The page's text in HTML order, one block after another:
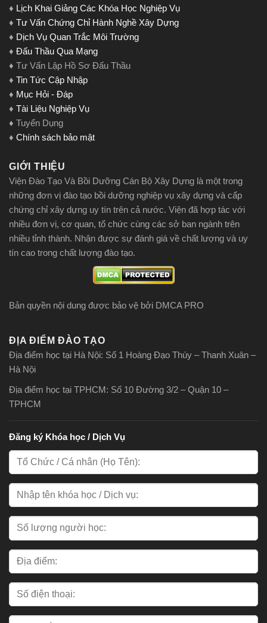
♦ Lịch Khai Giảng Các Khóa Học Nghiệp Vụ
♦ Tư Vấn Chứng Chỉ Hành Nghề Xây Dựng
♦ Dịch Vụ Quan Trắc Môi Trường
♦ Đấu Thầu Qua Mạng
♦ Tư Vấn Lập Hồ Sơ Đấu Thầu
♦ Tin Tức Cập Nhập
♦ Mục Hỏi - Đáp
♦ Tài Liệu Nghiệp Vụ
♦ Tuyển Dụng
♦ Chính sách bảo mật
GIỚI THIỆU
Viện Đào Tạo Và Bồi Dưỡng Cán Bộ Xây Dựng là một trong
những đơn vị đào tạo bồi dưỡng nghiệp vụ xây dựng và cấp
chứng chỉ xây dựng uy tín trên cả nước. Viện đã hợp tác với
nhiều đơn vị, cơ quan, tổ chức cùng các sở ban ngành trên
nhiều tỉnh thành. Nhận được sự đánh giá về chất lượng và uy
tín cao trong chất lượng đào tạo.
Bản quyền nội dung được bảo vệ bởi DMCA PRO
ĐỊA ĐIỂM ĐÀO TẠO
Địa điểm học tại Hà Nội: Số 1 Hoàng Đạo Thúy – Thanh Xuân –
Hà Nội
Địa điểm học tại TPHCM: Số 10 Đường 3/2 – Quận 10 –
TPHCM
Đăng ký Khóa học / Dịch Vụ